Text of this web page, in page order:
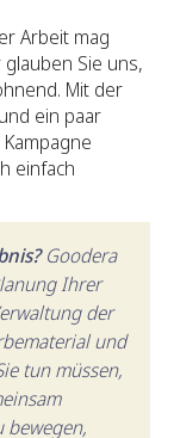
Arbeit mag
Sie uns,
Mit der
ein paar
einfach
Goodera
Ihrer
der
und
tun müssen,
bewegen,